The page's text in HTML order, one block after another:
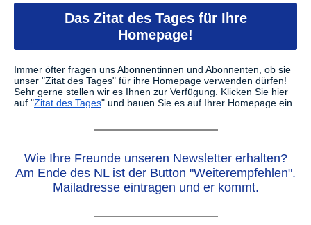
Das Zitat des Tages für Ihre
Homepage!
Immer öfter fragen uns Abonnentinnen und Abonnenten, ob sie
unser "Zitat des Tages" für ihre Homepage verwenden dürfen!
Sehr gerne stellen wir es Ihnen zur Verfügung. Klicken Sie hier
auf "Zitat des Tages" und bauen Sie es auf Ihrer Homepage ein.
Wie Ihre Freunde unseren Newsletter erhalten?
Am Ende des NL ist der Button "Weiterempfehlen".
Mailadresse eintragen und er kommt.